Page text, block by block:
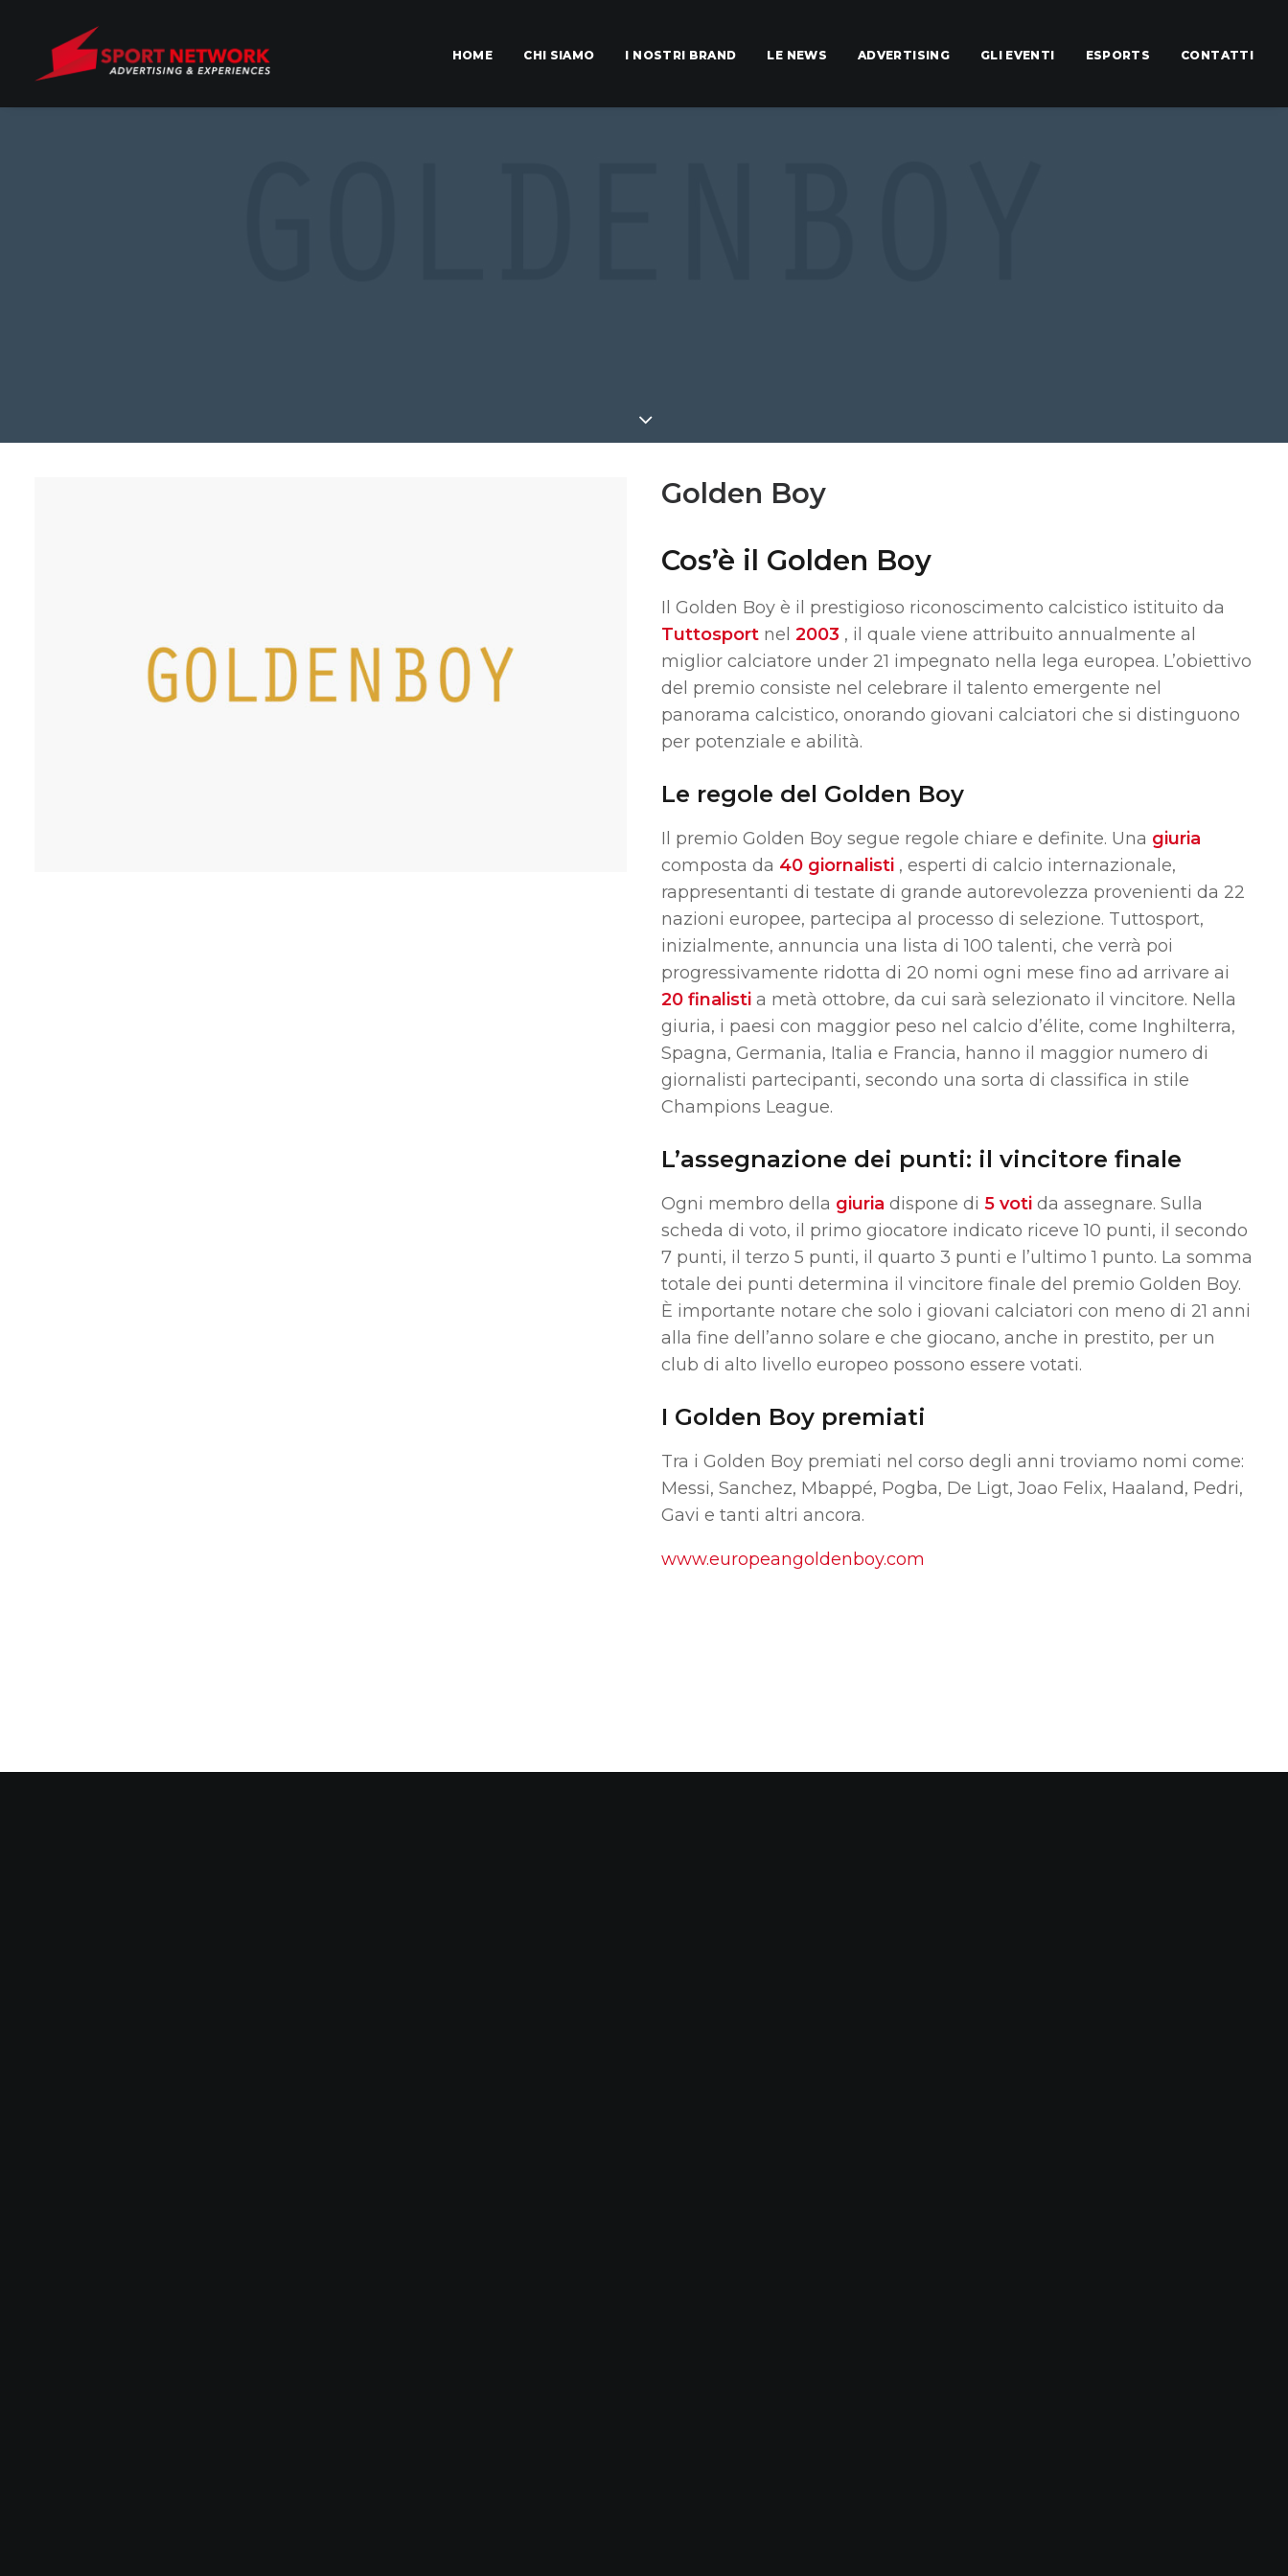
HOME CHI SIAMO I NOSTRI BRAND LE NEWS ADVERTISING GLI EVENTI ESPORTS CONTATTI
Golden Boy
Cos’è il Golden Boy
Il Golden Boy è il prestigioso riconoscimento calcistico istituito da
Tuttosport nel 2003 , il quale viene attribuito annualmente al
miglior calciatore under 21 impegnato nella lega europea. L’obiettivo
del premio consiste nel celebrare il talento emergente nel
panorama calcistico, onorando giovani calciatori che si distinguono
per potenziale e abilità.
Le regole del Golden Boy
Il premio Golden Boy segue regole chiare e definite. Una giuria
composta da 40 giornalisti , esperti di calcio internazionale,
rappresentanti di testate di grande autorevolezza provenienti da 22
nazioni europee, partecipa al processo di selezione. Tuttosport,
inizialmente, annuncia una lista di 100 talenti, che verrà poi
progressivamente ridotta di 20 nomi ogni mese fino ad arrivare ai
20 finalisti a metà ottobre, da cui sarà selezionato il vincitore. Nella
giuria, i paesi con maggior peso nel calcio d’élite, come Inghilterra,
Spagna, Germania, Italia e Francia, hanno il maggior numero di
giornalisti partecipanti, secondo una sorta di classifica in stile
Champions League.
L’assegnazione dei punti: il vincitore finale
Ogni membro della giuria dispone di 5 voti da assegnare. Sulla
scheda di voto, il primo giocatore indicato riceve 10 punti, il secondo
7 punti, il terzo 5 punti, il quarto 3 punti e l’ultimo 1 punto. La somma
totale dei punti determina il vincitore finale del premio Golden Boy.
È importante notare che solo i giovani calciatori con meno di 21 anni
alla fine dell’anno solare e che giocano, anche in prestito, per un
club di alto livello europeo possono essere votati.
I Golden Boy premiati
Tra i Golden Boy premiati nel corso degli anni troviamo nomi come:
Messi, Sanchez, Mbappé, Pogba, De Ligt, Joao Felix, Haaland, Pedri,
Gavi e tanti altri ancora.
www.europeangoldenboy.com